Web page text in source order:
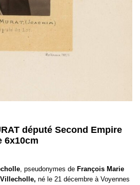
député Second Empire
6x10cm
, pseudonymes de François Marie
né le 21 décembre à Voyennes